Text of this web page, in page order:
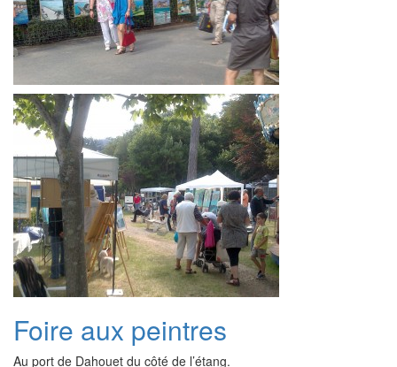
Foire aux peintres
Au port de Dahouet du côté de l’étang.